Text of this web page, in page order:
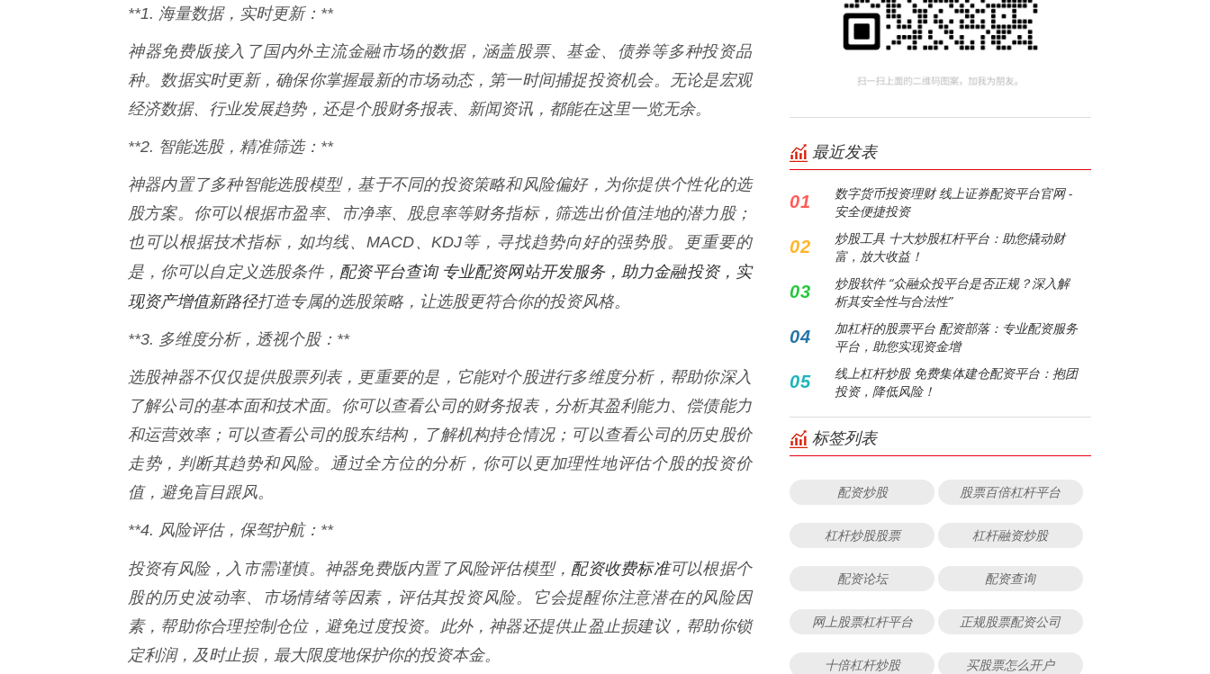
**1. 海量数据，实时更新：**
神器免费版接入了国内外主流金融市场的数据，涵盖股票、基金、债券等多种投资品
种。数据实时更新，确保你掌握最新的市场动态，第一时间捕捉投资机会。无论是宏观
经济数据、行业发展趋势，还是个股财务报表、新闻资讯，都能在这里一览无余。
**2. 智能选股，精准筛选：**
神器内置了多种智能选股模型，基于不同的投资策略和风险偏好，为你提供个性化的选
股方案。你可以根据市盈率、市净率、股息率等财务指标，筛选出价值洼地的潜力股；
也可以根据技术指标，如均线、MACD、KDJ等，寻找趋势向好的强势股。更重要的
是，你可以自定义选股条件， 配资平台查询 专业配资网站开发服务，助力金融投资，实
现资产增值新路径打造专属的选股策略，让选股更符合你的投资风格。
**3. 多维度分析，透视个股：**
选股神器不仅仅提供股票列表，更重要的是，它能对个股进行多维度分析，帮助你深入
了解公司的基本面和技术面。你可以查看公司的财务报表，分析其盈利能力、偿债能力
和运营效率；可以查看公司的股东结构，了解机构持仓情况；可以查看公司的历史股价
走势，判断其趋势和风险。通过全方位的分析，你可以更加理性地评估个股的投资价
值，避免盲目跟风。
**4. 风险评估，保驾护航：**
投资有风险，入市需谨慎。神器免费版内置了风险评估模型， 配资收费标准可以根据个
股的历史波动率、市场情绪等因素，评估其投资风险。它会提醒你注意潜在的风险因
素，帮助你合理控制仓位，避免过度投资。此外，神器还提供止盈止损建议，帮助你锁
定利润，及时止损，最大限度地保护你的投资本金。
最近发表
01
数字货币投资理财 线上证券配资平台官网 -
安全便捷投资
02
炒股工具 十大炒股杠杆平台：助您撬动财
富，放大收益！
03
炒股软件 “众融众投平台是否正规？深入解
析其安全性与合法性”
04
加杠杆的股票平台 配资部落：专业配资服务
平台，助您实现资金增
05
线上杠杆炒股 免费集体建仓配资平台：抱团
投资，降低风险！
标签列表
配资炒股 股票百倍杠杆平台
杠杆炒股股票 杠杆融资炒股
配资论坛 配资查询
网上股票杠杆平台 正规股票配资公司
十倍杠杆炒股 买股票怎么开户